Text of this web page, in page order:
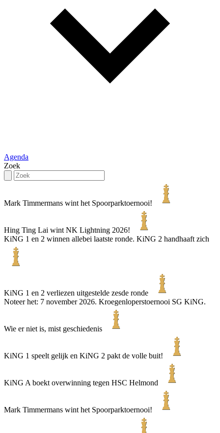
Agenda
Zoek
Mark Timmermans wint het Spoorparktoernooi!
Hing Ting Lai wint NK Lightning 2026!
KiNG 1 en 2 winnen allebei laatste ronde. KiNG 2 handhaaft zich
KiNG 1 en 2 verliezen uitgestelde zesde ronde
Noteer het: 7 november 2026. Kroegenloperstoernooi SG KiNG.
Wie er niet is, mist geschiedenis
KiNG 1 speelt gelijk en KiNG 2 pakt de volle buit!
KiNG A boekt overwinning tegen HSC Helmond
Mark Timmermans wint het Spoorparktoernooi!